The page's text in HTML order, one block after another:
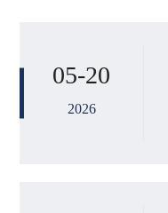
05-20
2026